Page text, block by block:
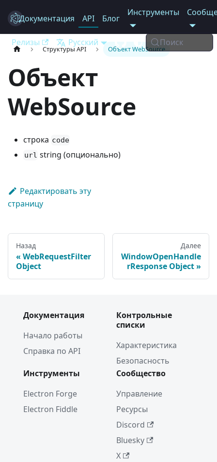
Electron
Документация API Блог
Инструменты
Релизы Русский Поиск
Структуры API Объект WebSource
Объект
WebSource
строка code
url string (опционально)
Редактировать эту
страницу
Назад
WebRequestFilter
Object
Далее
WindowOpenHandle
rResponse Object
Документация
Начало работы
Справка по API
Контрольные
списки
Характеристика
Безопасность
Инструменты
Electron Forge
Electron Fiddle
Сообщество
Управление
Ресурсы
Discord
Bluesky
X